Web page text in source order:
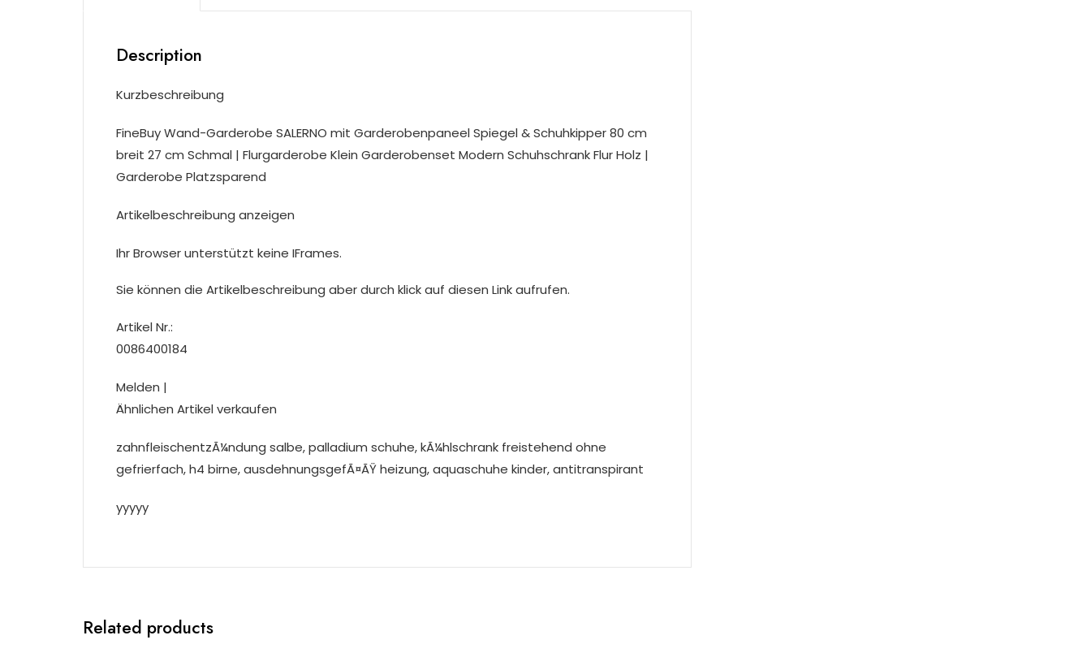
Description
Kurzbeschreibung
FineBuy Wand-Garderobe SALERNO mit Garderobenpaneel Spiegel & Schuhkipper 80 cm
breit 27 cm Schmal | Flurgarderobe Klein Garderobenset Modern Schuhschrank Flur Holz |
Garderobe Platzsparend
Artikelbeschreibung anzeigen
Ihr Browser unterstützt keine IFrames.
Sie können die Artikelbeschreibung aber durch klick auf diesen Link aufrufen.
Artikel Nr.:
0086400184
Melden |
Ähnlichen Artikel verkaufen
zahnfleischentzÃ¼ndung salbe, palladium schuhe, kÃ¼hlschrank freistehend ohne
gefrierfach, h4 birne, ausdehnungsgefÃ¤ÃŸ heizung, aquaschuhe kinder, antitranspirant
yyyyy
Related products